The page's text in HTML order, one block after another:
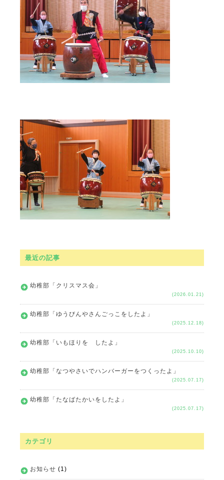
最近の記事
幼稚部「クリスマス会」
(2026.01.21)
幼稚部「ゆうびんやさんごっこをしたよ」
(2025.12.18)
幼稚部「いもほりを したよ」
(2025.10.10)
幼稚部「なつやさいでハンバーガーをつくったよ」
(2025.07.17)
幼稚部「たなばたかいをしたよ」
(2025.07.17)
カテゴリ
お知らせ (1)